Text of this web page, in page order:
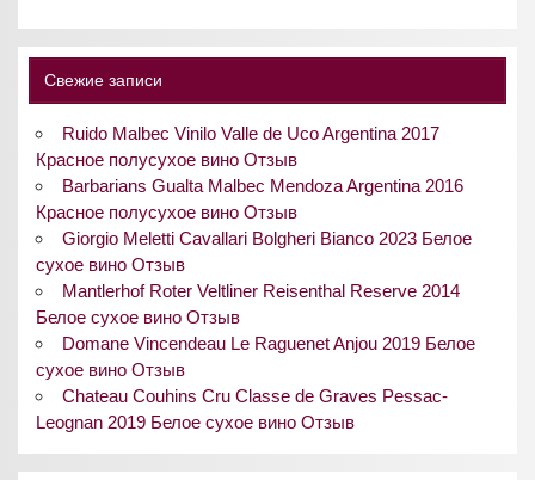
Свежие записи
Ruido Malbec Vinilo Valle de Uco Argentina 2017
Красное полусухое вино Отзыв
Barbarians Gualta Malbec Mendoza Argentina 2016
Красное полусухое вино Отзыв
Giorgio Meletti Cavallari Bolgheri Bianco 2023 Белое
сухое вино Отзыв
Mantlerhof Roter Veltliner Reisenthal Reserve 2014
Белое сухое вино Отзыв
Domane Vincendeau Le Raguenet Anjou 2019 Белое
сухое вино Отзыв
Chateau Couhins Cru Classe de Graves Pessac-
Leognan 2019 Белое сухое вино Отзыв